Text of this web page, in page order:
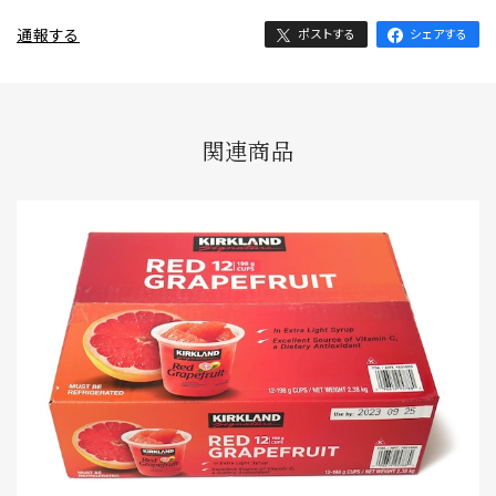
通報する ポストする シェアする
関連商品